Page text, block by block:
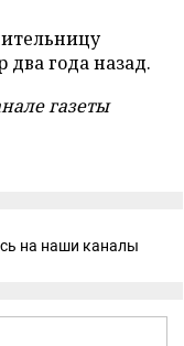
два года назад.
газеты
на наши каналы